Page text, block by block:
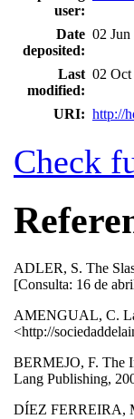
user:
Date
deposited:
02 Jun
Last
modified:
02
URI: http://
Check
ADLER, S. The
[Consulta: 16 de
AMENGUAL, C. La
<http://
BERMEJO, F. The
Lang Publishing,
DÍEZ FERREIRA,